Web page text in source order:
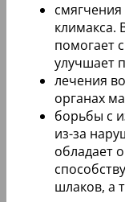
климакса.
помогает
улучшает
лечения
органах
борьбы с
из-за
обладает
шлаков, а